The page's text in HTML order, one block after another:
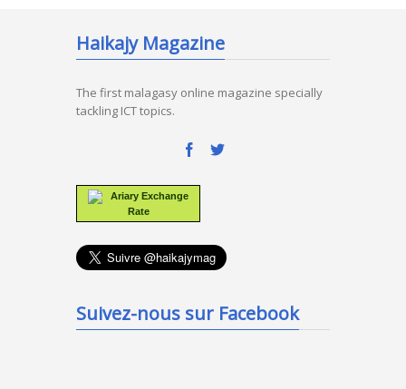
Haikajy Magazine
The first malagasy online magazine specially
tackling ICT topics.
Ariary Exchange
Rate
Suivez-nous sur Facebook